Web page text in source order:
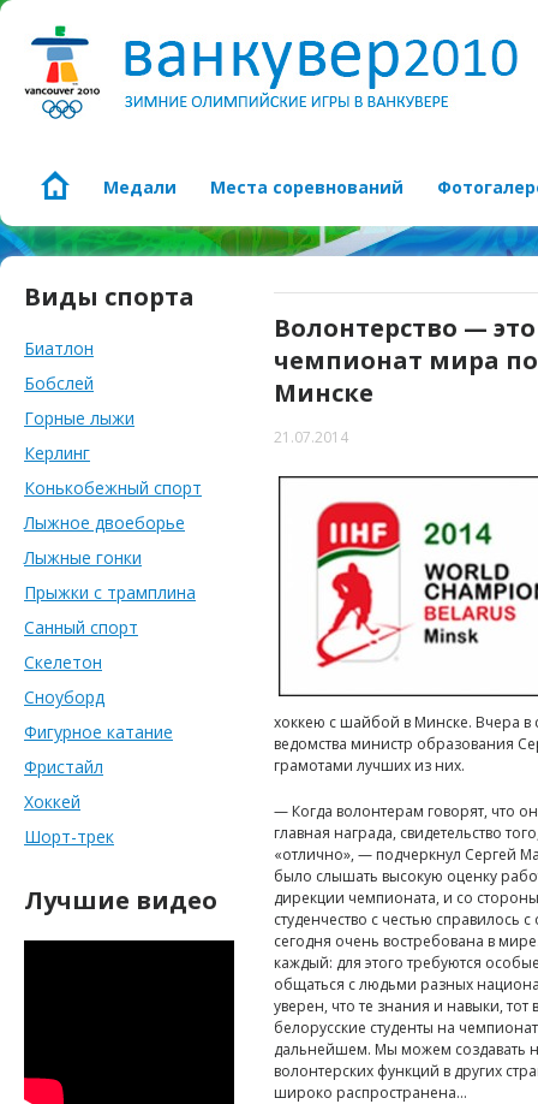
Медали Места соревнований
Виды спорта
Биатлон
Бобслей
Горные лыжи
Керлинг
Конькобежный спорт
Лыжное двоеборье
Лыжные гонки
Прыжки с трамплина
Санный спорт
Скелетон
Сноуборд
Фигурное катание
Фристайл
Хоккей
Шорт-трек
Лучшие видео
Волонтерство —
чемпионат мира по
Минске
21.07.2014
хоккею с шайбой в Минске. Вчера в
ведомства министр образования
грамотами лучших из них.
— Когда волонтерам говорят, что
главная награда, свидетельство
«отлично», — подчеркнул Сергей
было слышать высокую оценку
дирекции чемпионата, и со
студенчество с честью справилось
сегодня очень востребована в
каждый: для этого требуются
общаться с людьми разных
уверен, что те знания и навыки,
белорусские студенты на
дальнейшем. Мы можем создавать
волонтерских функций в других
широко распространена…